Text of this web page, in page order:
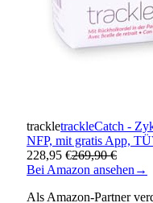
trackletrackleCatch -
NFP, mit gratis App,
228,95 €269,90 €
Bei Amazon ansehen →
Als Amazon-Partner